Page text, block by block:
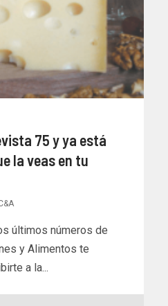
75 y ya está
la veas en tu
últimos números de
y Alimentos te
a la...